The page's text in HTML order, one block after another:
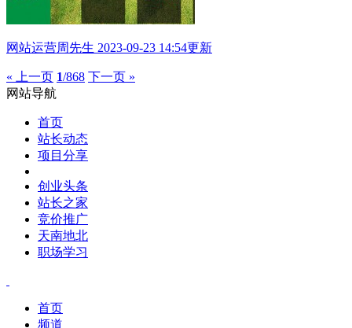
网站运营周先生 2023-09-23 14:54更新
« 上一页 1/868 下一页 »
网站导航
首页
站长动态
项目分享
创业头条
站长之家
竞价推广
天南地北
职场学习
首页
频道